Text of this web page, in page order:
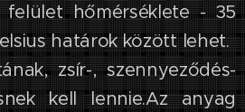
hőmérséklete - 35
határok között lehet.
zsír-, szennyeződés-
kell lennie.Az anyag